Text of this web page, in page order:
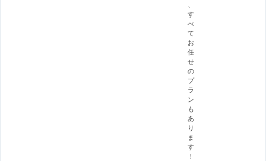
す
べ
て
お
任
せ
の
プ
ラ
ン
も
あ
り
ま
す
！